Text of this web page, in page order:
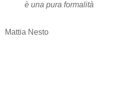
è una pura formalità
Mattia Nesto